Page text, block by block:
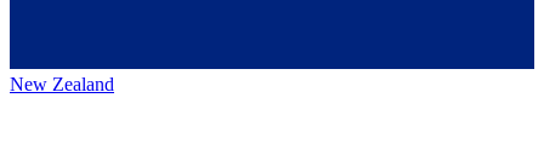
New Zealand